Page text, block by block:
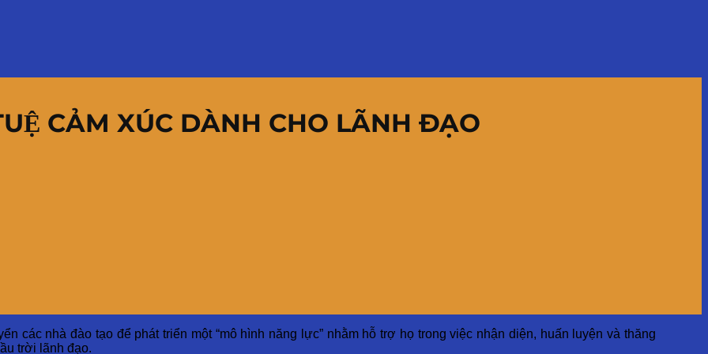
CẢM XÚC DÀNH CHO LÃNH ĐẠO
các nhà đào tạo để phát triển một “mô hình năng lực” nhằm hỗ trợ họ trong việc nhận diện, huấn luyện và thăng
trời lãnh đạo.